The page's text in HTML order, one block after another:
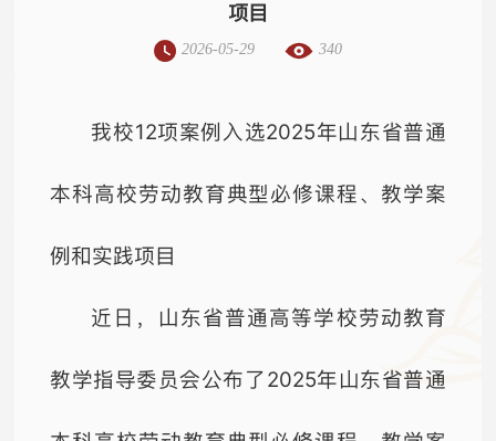
项目
2026-05-29 340
我校12项案例入选2025年山东省普通
本科高校劳动教育典型必修课程、教学案
例和实践项目
近日，山东省普通高等学校劳动教育
教学指导委员会公布了2025年山东省普通